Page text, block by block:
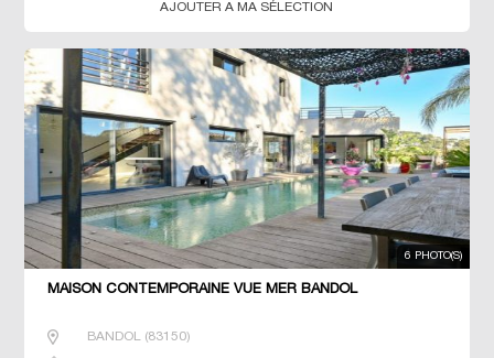
AJOUTER A MA SÉLECTION
6 PHOTO(S)
MAISON CONTEMPORAINE VUE MER BANDOL
BANDOL (83150)